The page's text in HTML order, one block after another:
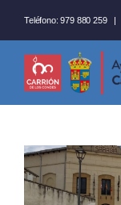
al
contenido
Teléfono: 979 880 259